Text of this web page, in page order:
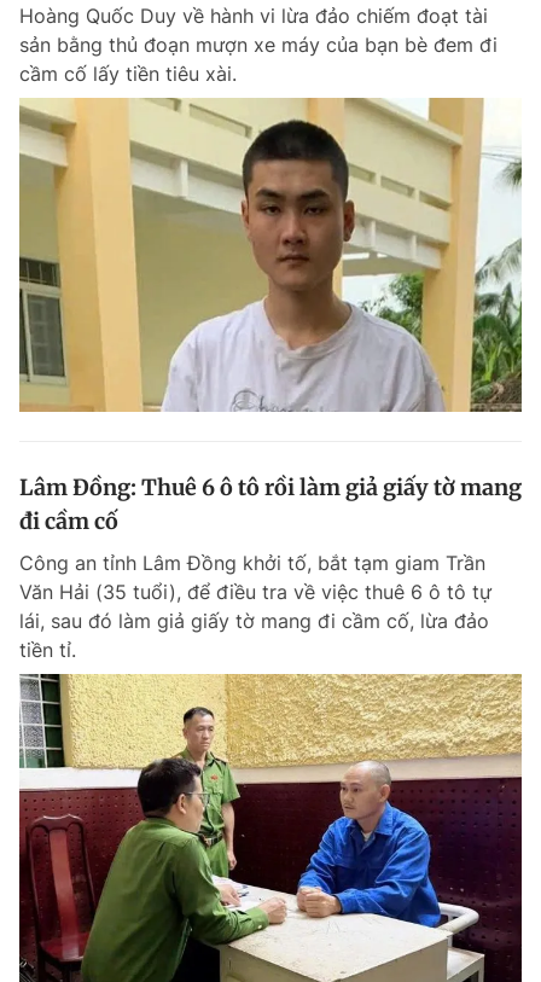
Hoàng Quốc Duy về hành vi lừa đảo chiếm đoạt tài
sản bằng thủ đoạn mượn xe máy của bạn bè đem đi
cầm cố lấy tiền tiêu xài.
Lâm Đồng: Thuê 6 ô tô rồi làm giả giấy tờ mang
đi cầm cố
Công an tỉnh Lâm Đồng khởi tố, bắt tạm giam Trần
Văn Hải (35 tuổi), để điều tra về việc thuê 6 ô tô tự
lái, sau đó làm giả giấy tờ mang đi cầm cố, lừa đảo
tiền tỉ.